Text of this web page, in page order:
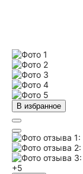
В избранное
+5